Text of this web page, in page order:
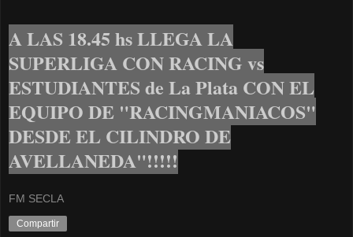
A LAS 18.45 hs LLEGA LA
SUPERLIGA CON RACING vs
ESTUDIANTES de La Plata CON EL
EQUIPO DE "RACINGMANIACOS"
DESDE EL CILINDRO DE
AVELLANEDA"!!!!!
FM SECLA
Compartir